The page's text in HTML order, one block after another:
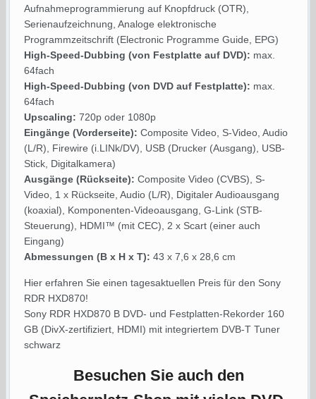
Aufnahmeprogrammierung auf Knopfdruck (OTR),
Serienaufzeichnung, Analoge elektronische
Programmzeitschrift (Electronic Programme Guide, EPG)
High-Speed-Dubbing (von Festplatte auf DVD): max.
64fach
High-Speed-Dubbing (von DVD auf Festplatte): max.
64fach
Upscaling: 720p oder 1080p
Eingänge (Vorderseite): Composite Video, S-Video, Audio
(L/R), Firewire (i.LINk/DV), USB (Drucker (Ausgang), USB-
Stick, Digitalkamera)
Ausgänge (Rückseite): Composite Video (CVBS), S-
Video, 1 x Rückseite, Audio (L/R), Digitaler Audioausgang
(koaxial), Komponenten-Videoausgang, G-Link (STB-
Steuerung), HDMI™ (mit CEC), 2 x Scart (einer auch
Eingang)
Abmessungen (B x H x T): 43 x 7,6 x 28,6 cm
Hier erfahren Sie einen tagesaktuellen Preis für den Sony
RDR HXD870!
Sony RDR HXD870 B DVD- und Festplatten-Rekorder 160
GB (DivX-zertifiziert, HDMI) mit integriertem DVB-T Tuner
schwarz
Besuchen Sie auch den